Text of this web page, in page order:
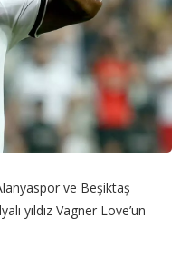
ve Beşiktaş
yıldız Vagner Love’un